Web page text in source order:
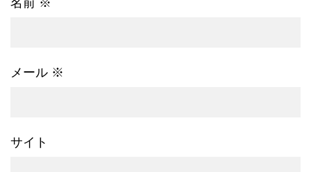
メール ※
サイト